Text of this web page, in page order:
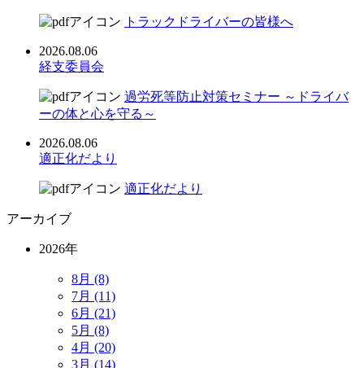
トラックドライバーの皆様へ
2026.08.06
経支委員会
過労死等防止対策セミナー ～ドライバ
ーの体と心を守る～
2026.08.06
適正化だより
適正化だより
アーカイブ
2026年
8月 (8)
7月 (11)
6月 (21)
5月 (8)
4月 (20)
3月 (14)